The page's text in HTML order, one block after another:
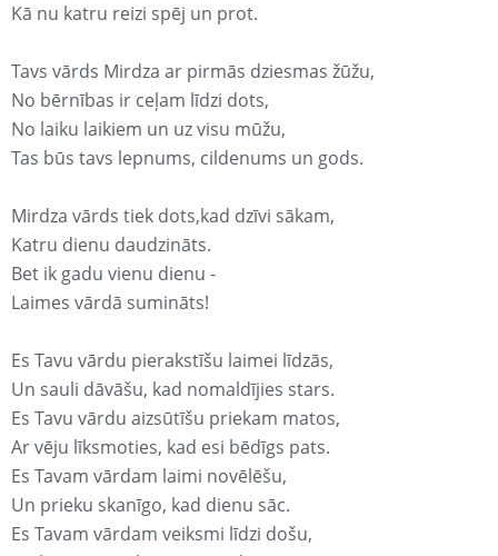
Kā nu katru reizi spēj un prot.
Tavs vārds Mirdza ar pirmās dziesmas žūžu,
No bērnības ir ceļam līdzi dots,
No laiku laikiem un uz visu mūžu,
Tas būs tavs lepnums, cildenums un gods.
Mirdza vārds tiek dots,kad dzīvi sākam,
Katru dienu daudzināts.
Bet ik gadu vienu dienu -
Laimes vārdā sumināts!
Es Tavu vārdu pierakstīšu laimei līdzās,
Un sauli dāvāšu, kad nomaldījies stars.
Es Tavu vārdu aizsūtīšu priekam matos,
Ar vēju līksmoties, kad esi bēdīgs pats.
Es Tavam vārdam laimi novēlēšu,
Un prieku skanīgo, kad dienu sāc.
Es Tavam vārdam veiksmi līdzi došu,